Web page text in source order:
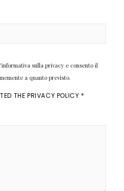
sulla privacy e consento il
a quanto previsto.
THE PRIVACY POLICY *